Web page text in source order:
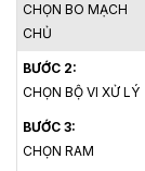
CHỌN BO MẠCH
CHỦ
BƯỚC 2:
CHỌN BỘ VI XỬ LÝ
BƯỚC 3:
CHỌN RAM